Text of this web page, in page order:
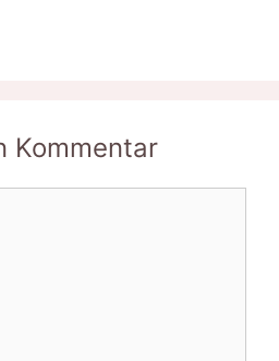
Kommentar